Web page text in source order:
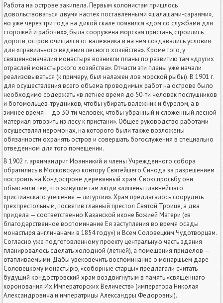
Работа на острове закипела. Первым колонистам пришлось
довольствоваться двумя наспех поставленными «шалашами-сараями»,
но уже через три года на дикой скале появился «дом со службами для
сторожей и рабочих», была сооружена морская пристань, строились
дороги, остров очищался от валежника и на нем создавались условия
для «правильного ведения лесного хозяйства». Кроме того, у
священноначалия монастыря возникли планы по развитию там «других
отраслей монастырского хозяйства». Отчасти эти планы уже начали
реализовываться (к примеру, был налажен лов морской рыбы). В 1901 г.
для осуществления всего объема проводимых работ на острове было
необходимо содержать «в летнее время до 50-ти человек послушников
и богомольцев-трудников, чтобы убирать валежник и бурелом, а в
зимнее время — до 30-ти человек, чтобы убранный и сложенный лесной
материал отвозить из лесу к пристани». Общее руководство работами
осуществлял иеромонах, на которого были также возложены
обязанности охранять остров и совершать богослужения в специально
отведенном для того помещении.
В 1902 г. архимандрит Иоанникий и члены Учрежденного собора
обратились в Московскую контору Святейшего Синода за разрешением
построить на Кондострове деревянный храм. Свою просьбу они
объясняли тем, что живущие там люди «лишены главнейшаго
христианскаго утешения — литургии». Храм предлагалось соорудить
трехпрестольным, посвятив главный престол Святой Троице, а два
придела — соответственно Казанской иконе Божией Матери («в
благодарственное воспоминание Ея заступления во время осады
монастыря англичанами в 1854 году») и Всем Соловецким Чудотворцам.
Согласно уже подготовленному проекту центральную часть здания
планировалось сделать холодной (летней), а помещения приделов —
отапливаемыми. Дабы увековечить воспоминание о монаршьем даре
Соловецкому монастырю, «соборные старцы» предлагали считать
будущий кондостровский храм воздвигнутым в память «священнаго
коронования Их Императорских Величеств» (императора Николая
Александровича и императрицы Александры Федоровны).